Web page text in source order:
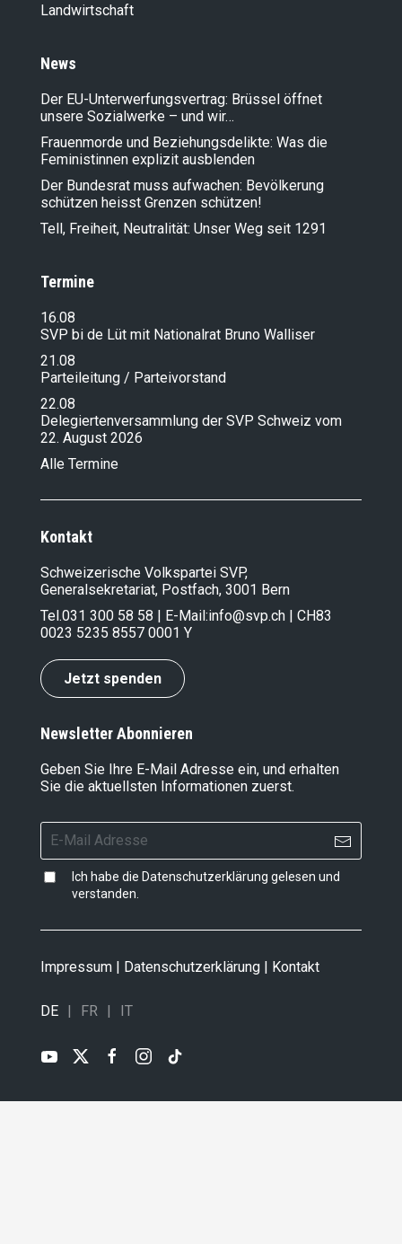
Landwirt­schaft
News
Der EU-Unterwerfungsvertrag: Brüssel öffnet
unsere Sozialwerke – und wir…
Frauenmorde und Beziehungsdelikte: Was die
Feministinnen explizit ausblenden
Der Bundesrat muss aufwachen: Bevölkerung
schützen heisst Grenzen schützen!
Tell, Freiheit, Neutralität: Unser Weg seit 1291
Termine
16.08
SVP bi de Lüt mit Nationalrat Bruno Walliser
21.08
Parteileitung / Parteivorstand
22.08
Delegiertenversammlung der SVP Schweiz vom
22. August 2026
Alle Termine
Kontakt
Schweizerische Volkspartei SVP,
Generalsekretariat, Postfach, 3001 Bern
Tel.031 300 58 58 | E-Mail:info@svp.ch | CH83
0023 5235 8557 0001 Y
Jetzt spenden
Newsletter Abonnieren
Geben Sie Ihre E-Mail Adresse ein, und erhalten
Sie die aktuellsten Informationen zuerst.
Ich habe die Datenschutzerklärung gelesen und
verstanden.
Impressum | Datenschutzerklärung | Kontakt
DE FR IT